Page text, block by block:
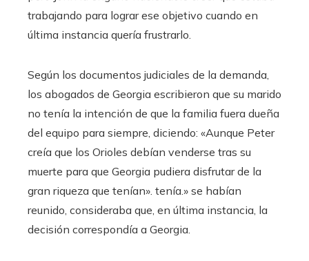
trabajando para lograr ese objetivo cuando en
última instancia quería frustrarlo.
Según los documentos judiciales de la demanda,
los abogados de Georgia escribieron que su marido
no tenía la intención de que la familia fuera dueña
del equipo para siempre, diciendo: «Aunque Peter
creía que los Orioles debían venderse tras su
muerte para que Georgia pudiera disfrutar de la
gran riqueza que tenían». tenía.» se habían
reunido, consideraba que, en última instancia, la
decisión correspondía a Georgia.